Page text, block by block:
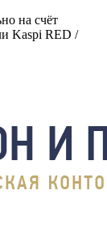
на счёт
Kaspi RED /